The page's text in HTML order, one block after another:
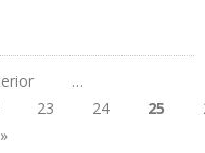
…
23 24 25